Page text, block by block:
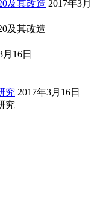
及其改造 2017年3月
及其改造
月16日
究 2017年3月16日
究